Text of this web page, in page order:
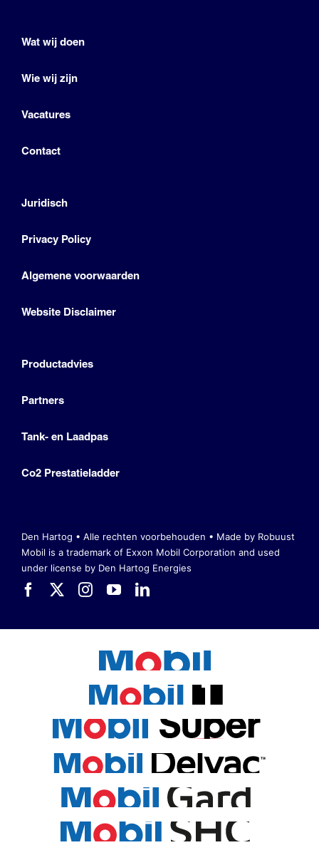
Wat wij doen
Wie wij zijn
Vacatures
Contact
Juridisch
Privacy Policy
Algemene voorwaarden
Website Disclaimer
Productadvies
Partners
Tank- en Laadpas
Co2 Prestatieladder
Den Hartog • Alle rechten voorbehouden • Made by Robuust
Mobil is a trademark of Exxon Mobil Corporation and used
under license by Den Hartog Energies